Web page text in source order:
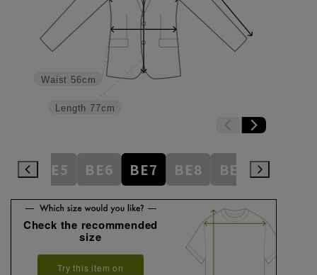
Length 77cm
Waist 56cm
BE5 BE6 BE7 BE8 BE9 BE10
Check the recommended
size
Try this item on